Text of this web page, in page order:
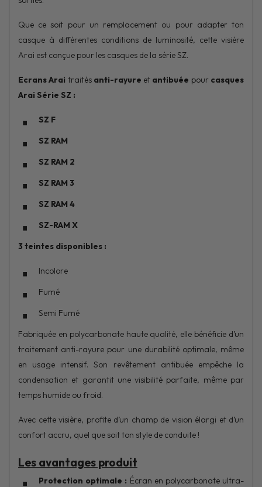
Que ce soit pour un remplacement ou pour adapter ton
casque à différentes conditions de luminosité, cette visière
Arai est conçue pour les casques de la série SZ.
Ecrans Arai traités anti-rayure et antibuée pour casques
Arai Série SZ :
SZ F
SZ RAM
SZ RAM 2
SZ RAM 3
SZ RAM 4
SZ-RAM X
3 teintes disponibles :
Incolore
Fumé
Semi Fumé
Fabriquée en polycarbonate haute qualité, elle bénéficie d’un
traitement anti-rayure pour une durabilité optimale, même
en usage intensif. Son revêtement antibuée empêche la
condensation et garantit une visibilité parfaite, même par
temps humide ou froid.
Avec cette visière, profite d’un champ de vision élargi et d’un
confort accru, quel que soit ton style de conduite !
Les avantages produit
Protection optimale : Écran en polycarbonate ultra-